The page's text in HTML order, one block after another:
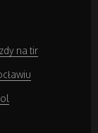
na tir